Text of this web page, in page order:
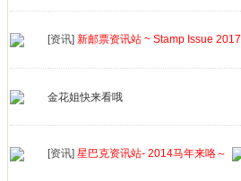
[资讯] 新邮票资讯站 ~ Stamp Issue 2017
金花姐快来看哦
[资讯] 星巴克资讯站- 2014马年来咯～